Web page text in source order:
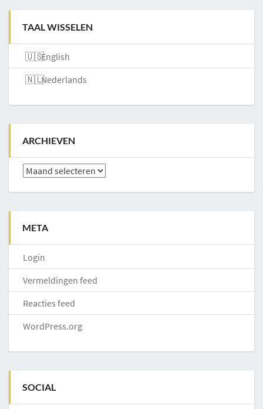
TAAL WISSELEN
English
Nederlands
ARCHIEVEN
Archieven
META
Login
Vermeldingen feed
Reacties feed
WordPress.org
SOCIAL